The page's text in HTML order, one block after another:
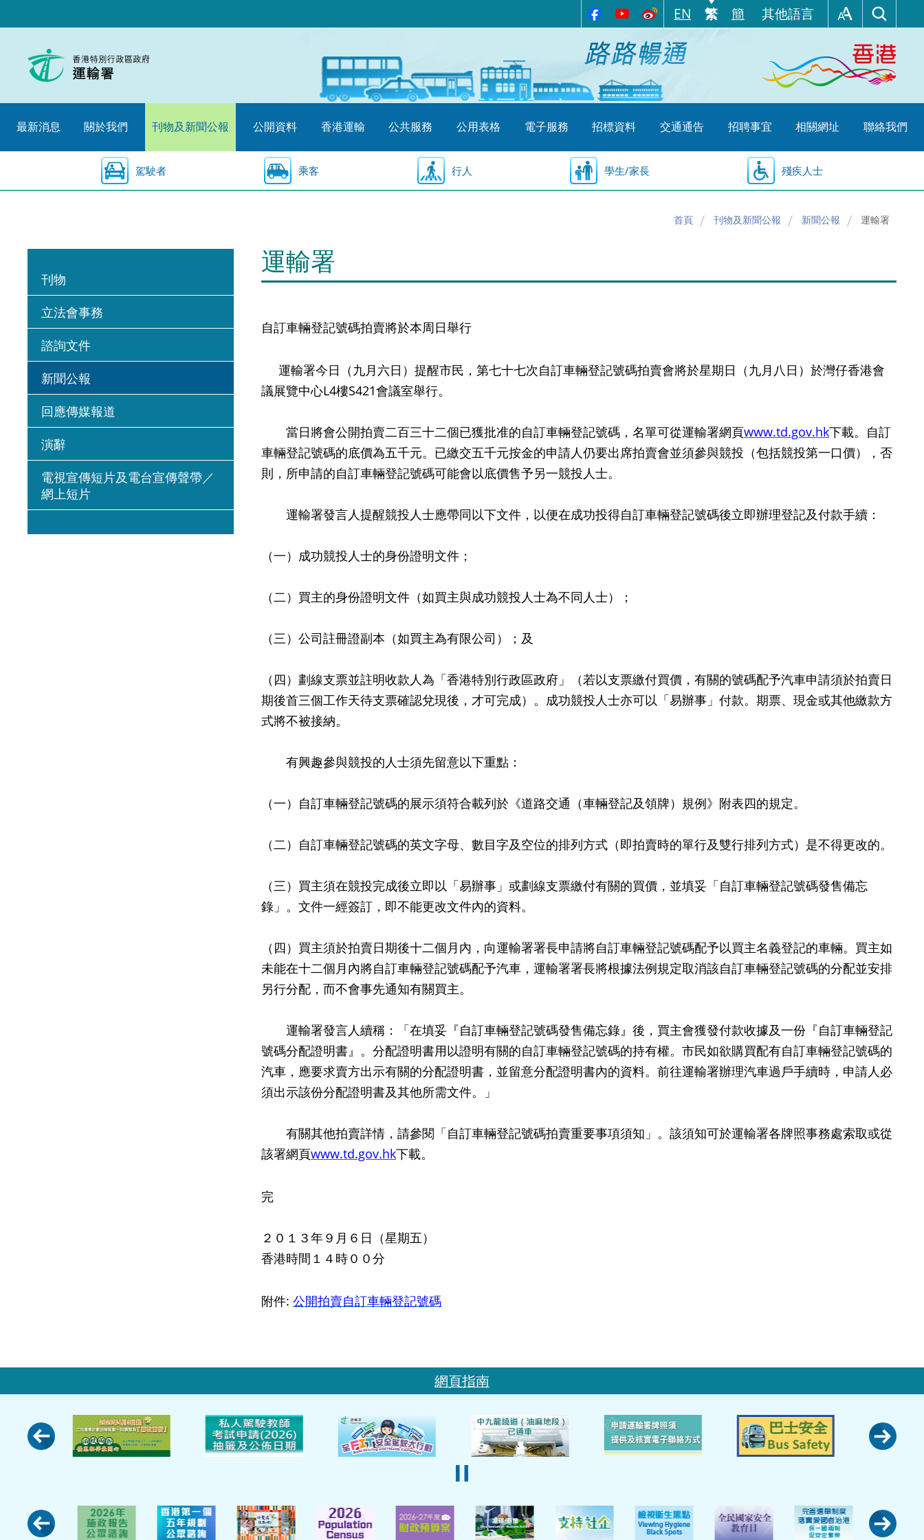
至
始
EN 繁 簡 其他語言
最新消息 關於我們 刊物及新聞公報 公開資料 香港運輸 公共服務 公用表格 電子服務 招標資料 交通通告 招聘事宜 相關網址 聯絡我們
駕駛者 乘客 行人 學生/家長 殘疾人士
首頁 刊物及新聞公報 新聞公報 運輸署
刊物
立法會事務
諮詢文件
新聞公報
回應傳媒報道
演辭
電視宣傳短片及電台宣傳聲帶／
網上短片
運輸署
自訂車輛登記號碼拍賣將於本周日舉行
運輸署今日（九月六日）提醒市民，第七十七次自訂車輛登記號碼拍賣會將於星期日（九月八日）於灣仔香港會
議展覽中心L4樓S421會議室舉行。
當日將會公開拍賣二百三十二個已獲批准的自訂車輛登記號碼，名單可從運輸署網頁www.td.gov.hk下載。自訂
車輛登記號碼的底價為五千元。已繳交五千元按金的申請人仍要出席拍賣會並須參與競投（包括競投第一口價），否
則，所申請的自訂車輛登記號碼可能會以底價售予另一競投人士。
運輸署發言人提醒競投人士應帶同以下文件，以便在成功投得自訂車輛登記號碼後立即辦理登記及付款手續：
（一）成功競投人士的身份證明文件；
（二）買主的身份證明文件（如買主與成功競投人士為不同人士）；
（三）公司註冊證副本（如買主為有限公司）；及
（四）劃線支票並註明收款人為「香港特別行政區政府」（若以支票繳付買價，有關的號碼配予汽車申請須於拍賣日
期後首三個工作天待支票確認兌現後，才可完成）。成功競投人士亦可以「易辦事」付款。期票、現金或其他繳款方
式將不被接納。
有興趣參與競投的人士須先留意以下重點：
（一）自訂車輛登記號碼的展示須符合載列於《道路交通（車輛登記及領牌）規例》附表四的規定。
（二）自訂車輛登記號碼的英文字母、數目字及空位的排列方式（即拍賣時的單行及雙行排列方式）是不得更改的。
（三）買主須在競投完成後立即以「易辦事」或劃線支票繳付有關的買價，並填妥「自訂車輛登記號碼發售備忘
錄」。文件一經簽訂，即不能更改文件內的資料。
（四）買主須於拍賣日期後十二個月內，向運輸署署長申請將自訂車輛登記號碼配予以買主名義登記的車輛。買主如
未能在十二個月內將自訂車輛登記號碼配予汽車，運輸署署長將根據法例規定取消該自訂車輛登記號碼的分配並安排
另行分配，而不會事先通知有關買主。
運輸署發言人續稱：「在填妥『自訂車輛登記號碼發售備忘錄』後，買主會獲發付款收據及一份『自訂車輛登記
號碼分配證明書』。分配證明書用以證明有關的自訂車輛登記號碼的持有權。市民如欲購買配有自訂車輛登記號碼的
汽車，應要求賣方出示有關的分配證明書，並留意分配證明書內的資料。前往運輸署辦理汽車過戶手續時，申請人必
須出示該份分配證明書及其他所需文件。」
有關其他拍賣詳情，請參閱「自訂車輛登記號碼拍賣重要事項須知」。該須知可於運輸署各牌照事務處索取或從
該署網頁www.td.gov.hk下載。
完
２０１３年９月６日（星期五）
香港時間１４時００分
附件: 公開拍賣自訂車輛登記號碼
網頁指南